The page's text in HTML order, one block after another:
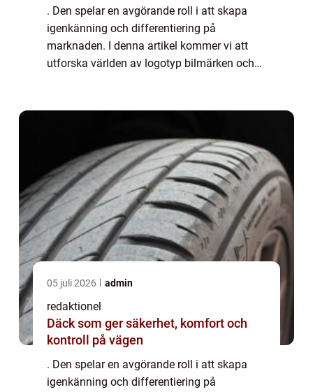
. Den spelar en avgörande roll i att skapa
igenkänning och differentiering på
marknaden. I denna artikel kommer vi att
utforska världen av logotyp bilmärken och
05 juli 2026 admin
redaktionel
Däck som ger säkerhet, komfort och
kontroll på vägen
. Den spelar en avgörande roll i att skapa
igenkänning och differentiering på